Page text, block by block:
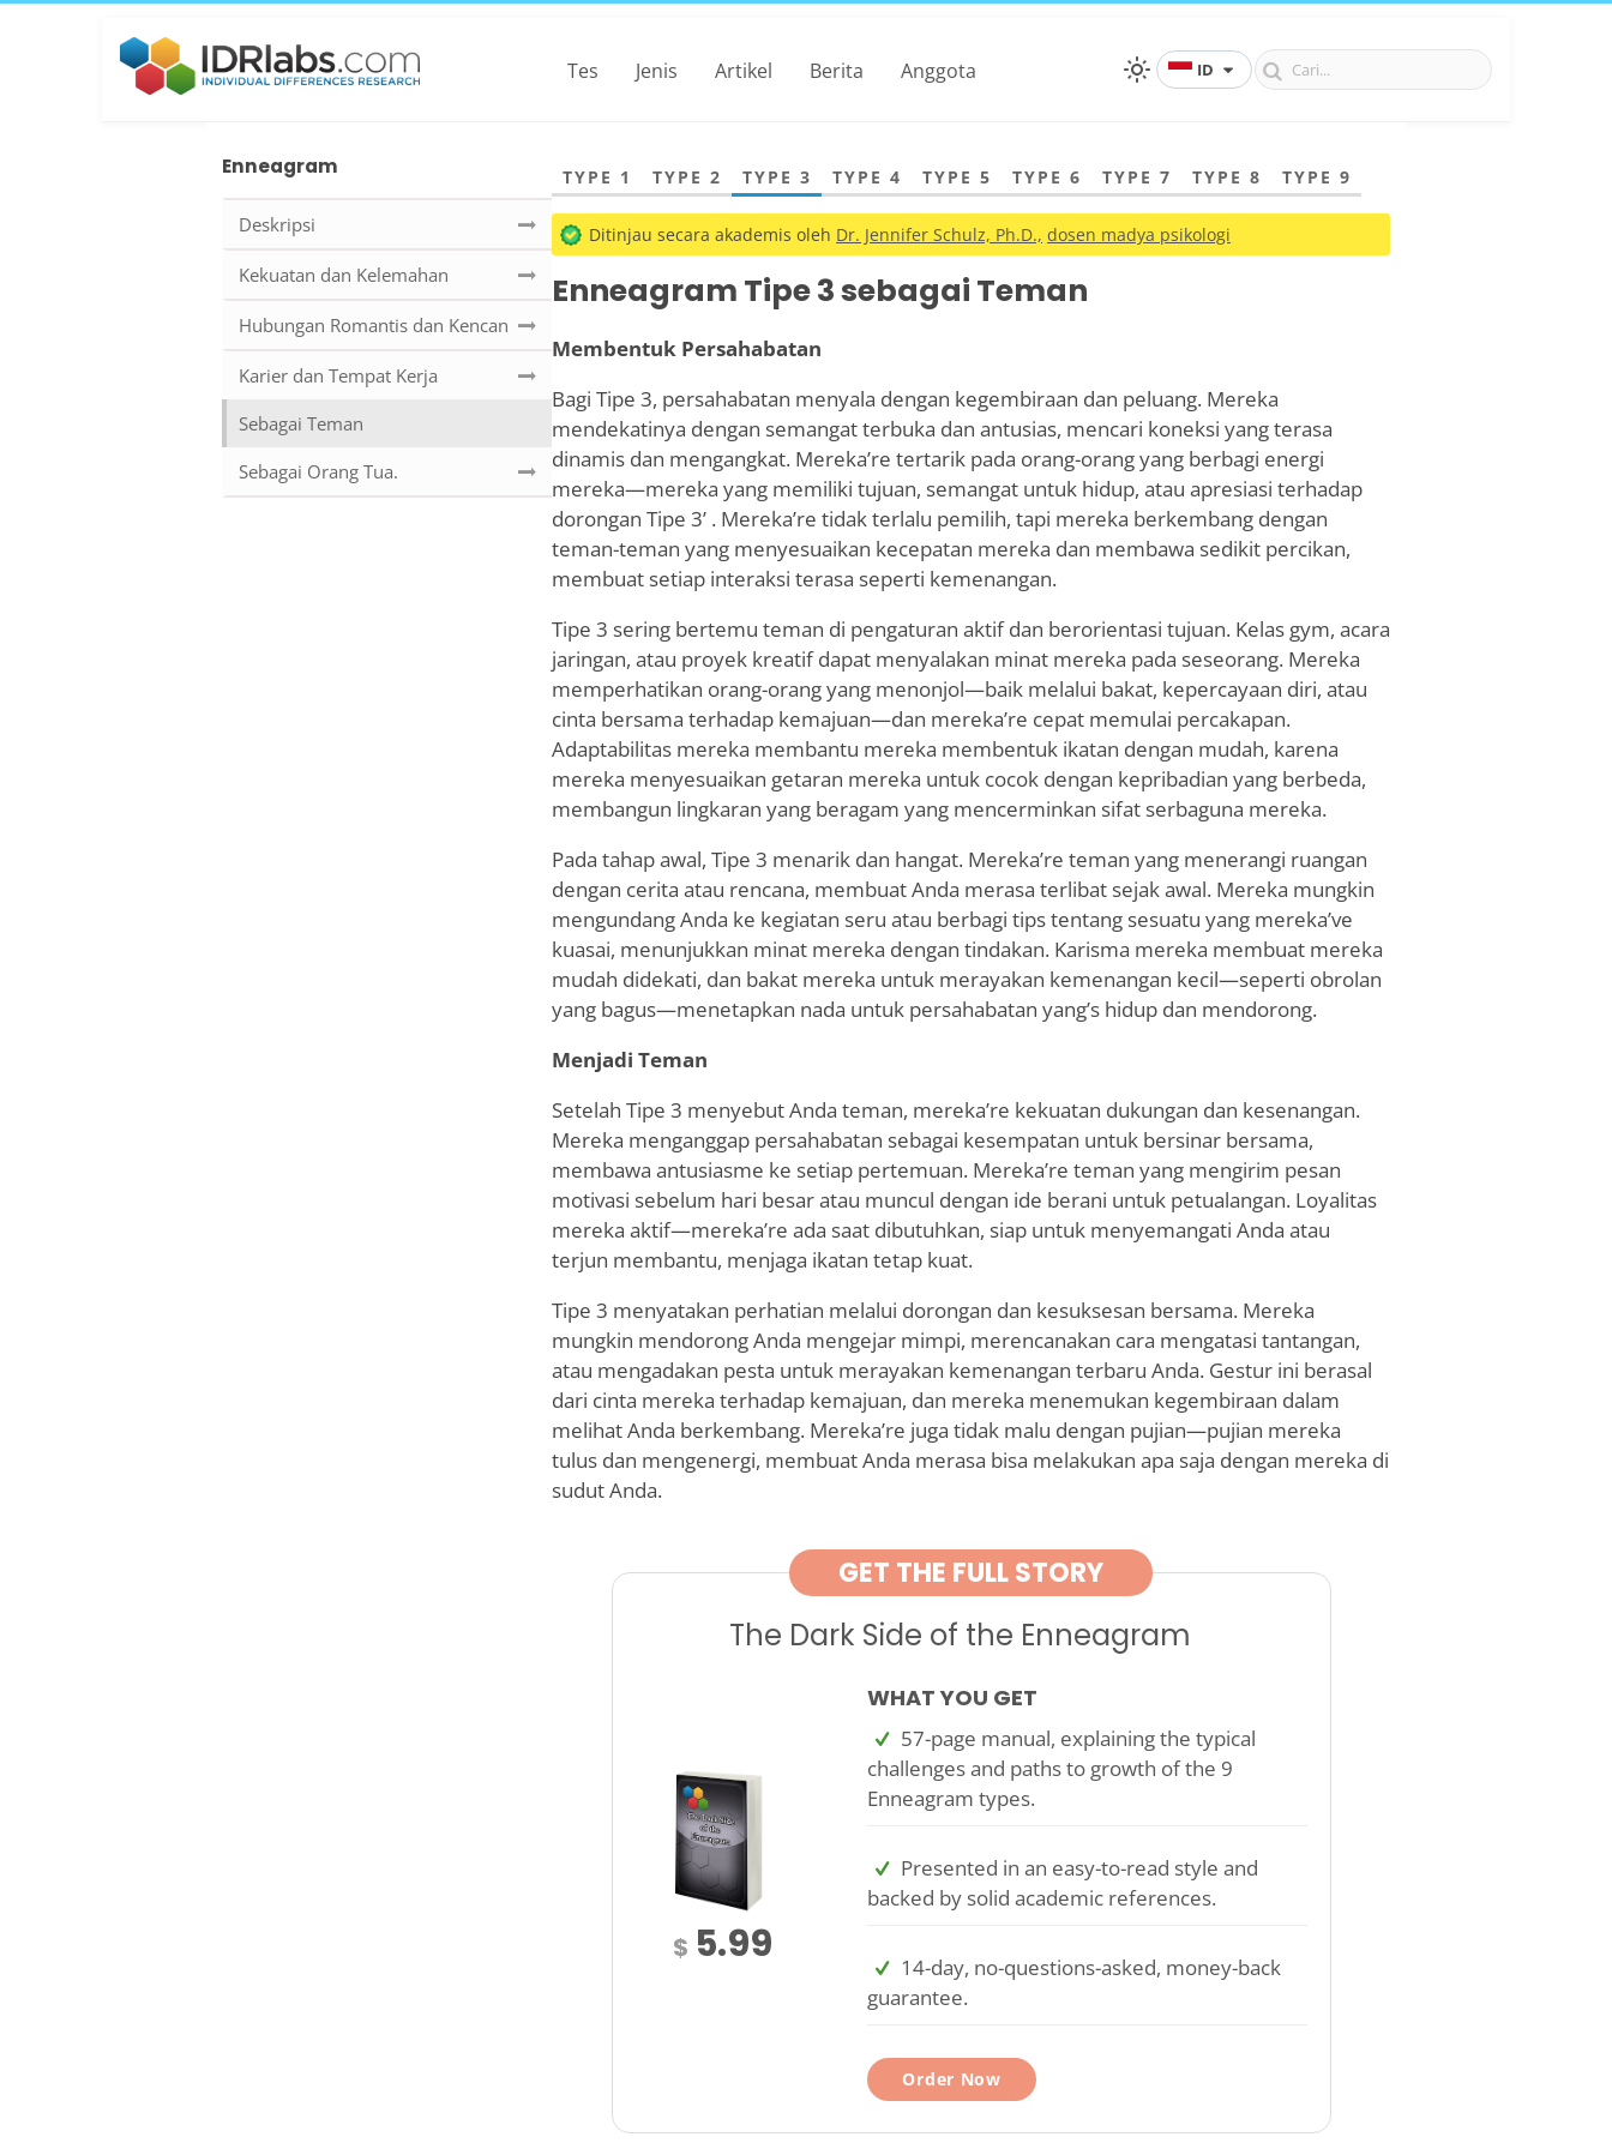
Tes Jenis Artikel Berita Anggota ID
Enneagram
Deskripsi
Kekuatan dan Kelemahan
Hubungan Romantis dan Kencan
Karier dan Tempat Kerja
Sebagai Teman
Sebagai Orang Tua.
TYPE 1 TYPE 2 TYPE 3 TYPE 4 TYPE 5 TYPE 6 TYPE 7 TYPE 8 TYPE 9
Ditinjau secara akademis oleh Dr. Jennifer Schulz, Ph.D., dosen madya psikologi
Enneagram Tipe 3 sebagai Teman
Membentuk Persahabatan
Bagi Tipe 3, persahabatan menyala dengan kegembiraan dan peluang. Mereka
mendekatinya dengan semangat terbuka dan antusias, mencari koneksi yang terasa
dinamis dan mengangkat. Mereka’re tertarik pada orang-orang yang berbagi energi
mereka—mereka yang memiliki tujuan, semangat untuk hidup, atau apresiasi terhadap
dorongan Tipe 3’ . Mereka’re tidak terlalu pemilih, tapi mereka berkembang dengan
teman-teman yang menyesuaikan kecepatan mereka dan membawa sedikit percikan,
membuat setiap interaksi terasa seperti kemenangan.
Tipe 3 sering bertemu teman di pengaturan aktif dan berorientasi tujuan. Kelas gym, acara
jaringan, atau proyek kreatif dapat menyalakan minat mereka pada seseorang. Mereka
memperhatikan orang-orang yang menonjol—baik melalui bakat, kepercayaan diri, atau
cinta bersama terhadap kemajuan—dan mereka’re cepat memulai percakapan.
Adaptabilitas mereka membantu mereka membentuk ikatan dengan mudah, karena
mereka menyesuaikan getaran mereka untuk cocok dengan kepribadian yang berbeda,
membangun lingkaran yang beragam yang mencerminkan sifat serbaguna mereka.
Pada tahap awal, Tipe 3 menarik dan hangat. Mereka’re teman yang menerangi ruangan
dengan cerita atau rencana, membuat Anda merasa terlibat sejak awal. Mereka mungkin
mengundang Anda ke kegiatan seru atau berbagi tips tentang sesuatu yang mereka’ve
kuasai, menunjukkan minat mereka dengan tindakan. Karisma mereka membuat mereka
mudah didekati, dan bakat mereka untuk merayakan kemenangan kecil—seperti obrolan
yang bagus—menetapkan nada untuk persahabatan yang’s hidup dan mendorong.
Menjadi Teman
Setelah Tipe 3 menyebut Anda teman, mereka’re kekuatan dukungan dan kesenangan.
Mereka menganggap persahabatan sebagai kesempatan untuk bersinar bersama,
membawa antusiasme ke setiap pertemuan. Mereka’re teman yang mengirim pesan
motivasi sebelum hari besar atau muncul dengan ide berani untuk petualangan. Loyalitas
mereka aktif—mereka’re ada saat dibutuhkan, siap untuk menyemangati Anda atau
terjun membantu, menjaga ikatan tetap kuat.
Tipe 3 menyatakan perhatian melalui dorongan dan kesuksesan bersama. Mereka
mungkin mendorong Anda mengejar mimpi, merencanakan cara mengatasi tantangan,
atau mengadakan pesta untuk merayakan kemenangan terbaru Anda. Gestur ini berasal
dari cinta mereka terhadap kemajuan, dan mereka menemukan kegembiraan dalam
melihat Anda berkembang. Mereka’re juga tidak malu dengan pujian—pujian mereka
tulus dan mengenergi, membuat Anda merasa bisa melakukan apa saja dengan mereka di
sudut Anda.
GET THE FULL STORY
The Dark Side of the Enneagram
$ 5.99
WHAT YOU GET
57-page manual, explaining the typical
challenges and paths to growth of the 9
Enneagram types.
Presented in an easy-to-read style and
backed by solid academic references.
14-day, no-questions-asked, money-back
guarantee.
Order Now